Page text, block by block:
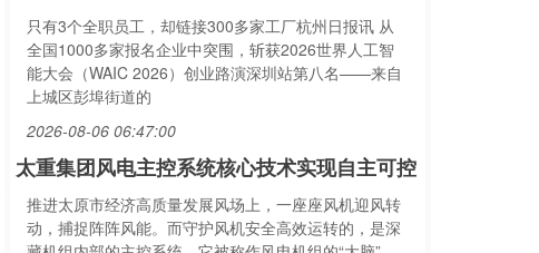
只有3个全职员工，却链接300多家工厂杭州日报讯 从
全国1000多家报名企业中突围，斩获2026世界人工智
能大会（WAIC 2026）创业路演深圳站第八名——来自
上城区彭埠街道的
2026-08-06 06:47:00
太重集团风电主控系统核心技术实现自主可控
推进太原市经济高质量发展风场上，一座座风机迎风转
动，捕捉阵阵风能。而守护风机安全高效运转的，是深